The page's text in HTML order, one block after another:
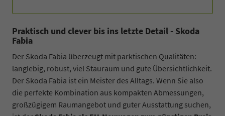
Praktisch und clever bis ins letzte Detail - Skoda
Fabia
Der Skoda Fabia überzeugt mit parktischen Qualitäten:
langlebig, robust, viel Stauraum und gute Übersichtlichkeit.
Der Skoda Fabia ist ein Meister des Alltags. Wenn Sie also
die perfekte Kombination aus kompakten Abmessungen,
großzügigem Raumangebot und guter Ausstattung suchen,